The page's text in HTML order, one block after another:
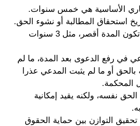
الأساسية هي خمس سنوات.
المطالبة أو نشوء الحق.
في بعض حالات تكون المدة أقصر، مثل 3 سنوات
الدعوى بعد المدة، ما لم
أو ما لم يثبت المدعي عذرا
نفسه، ولكنه يقيد إمكانية
التوازن بين حماية الحقوق